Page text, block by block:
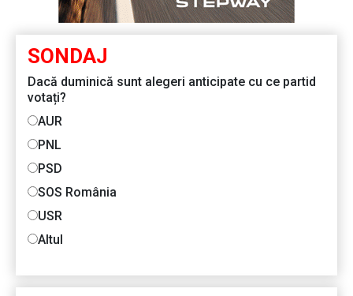
SONDAJ
Dacă duminică sunt alegeri anticipate cu ce partid
votați?
AUR
PNL
PSD
SOS România
USR
Altul